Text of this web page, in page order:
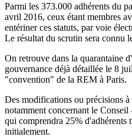
Parmi les 373.000 adhérents du
avril 2016, ceux étant membres
entériner ces statuts, par voie
Le résultat du scrutin sera connu
On retrouve dans la quarantaine
gouvernance déjà détaillée le 8
"convention" de la REM à Paris.
Des modifications ou précisions à
notamment concernant le
qui comprendra 25% d'adhérents
initialement.